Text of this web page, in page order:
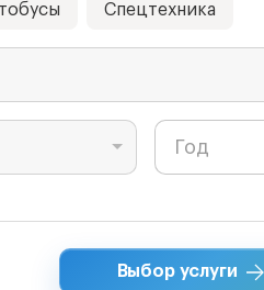
Спецтехника
Выбор услуги